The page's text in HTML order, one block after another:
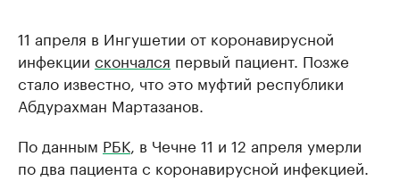
11 апреля в Ингушетии от коронавирусной
инфекции скончался первый пациент. Позже
стало известно, что это муфтий республики
Абдурахман Мартазанов.
По данным РБК , в Чечне 11 и 12 апреля умерли
по два пациента с коронавирусной инфекцией.